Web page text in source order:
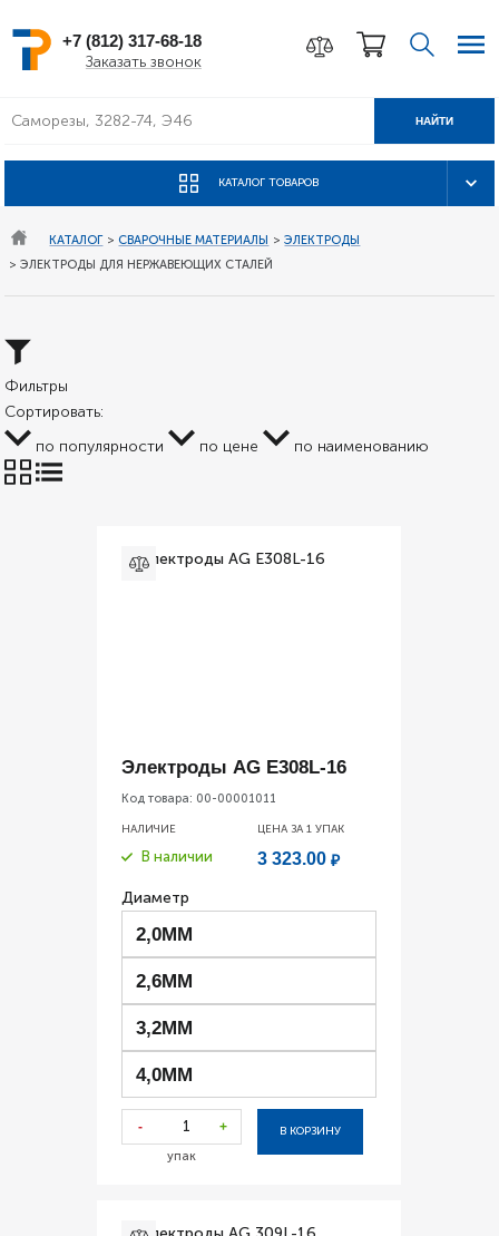
+7 (812) 317-68-18
Заказать звонок
КАТАЛОГ ТОВАРОВ
НАЙТИ
КАТАЛОГ > СВАРОЧНЫЕ МАТЕРИАЛЫ >ЭЛЕКТРОДЫ
>ЭЛЕКТРОДЫ ДЛЯ НЕРЖАВЕЮЩИХ СТАЛЕЙ
Фильтры
Сортировать:
по популярности
по цене по наименованию
Электроды AG E308L-16
Код товара: 00-00001011
НАЛИЧИЕ
В наличии
ЦЕНА ЗА 1 УПАК
3 323.00 ₽
Диаметр
2,0ММ
2,6ММ
3,2ММ
4,0ММ
- +
упак
В КОРЗИНУ